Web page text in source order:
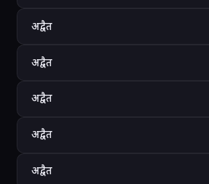
अद्वैत
अद्वैत
अद्वैत
अद्वैत
अद्वैत